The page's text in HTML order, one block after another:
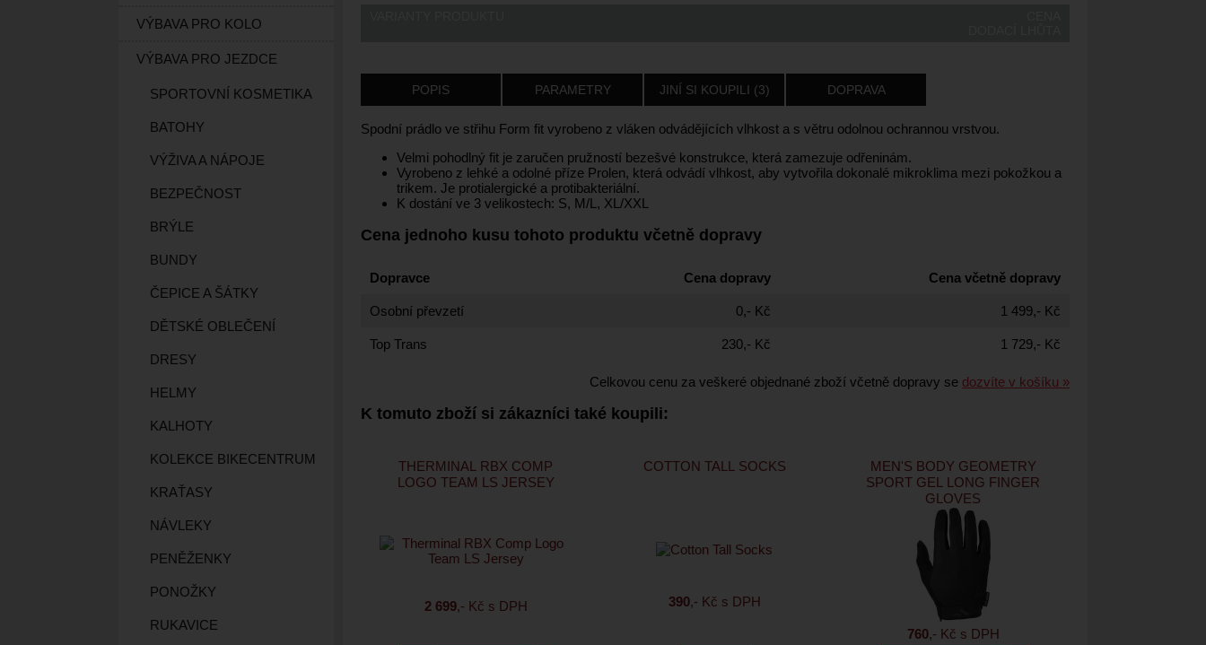
VÝBAVA PRO KOLO
VÝBAVA PRO JEZDCE
SPORTOVNÍ KOSMETIKA
BATOHY
VÝŽIVA A NÁPOJE
BEZPEČNOST
BRÝLE
BUNDY
ČEPICE A ŠÁTKY
DĚTSKÉ OBLEČENÍ
DRESY
HELMY
KALHOTY
KOLEKCE BIKECENTRUM
KRAŤASY
NÁVLEKY
PENĚŽENKY
PONOŽKY
RUKAVICE
POPIS PARAMETRY JINÍ SI KOUPILI (3) DOPRAVA
Spodní prádlo ve střihu Form fit vyrobeno z vláken odvádějících vlhkost a s větru odolnou ochrannou vrstvou.
Velmi pohodlný fit je zaručen pružností bezešvé konstrukce, která zamezuje odřeninám.
Vyrobeno z lehké a odolné příze Prolen, která odvádí vlhkost, aby vytvořila dokonalé mikroklima mezi pokožkou a
trikem. Je protialergické a protibakteriální.
K dostání ve 3 velikostech: S, M/L, XL/XXL
Cena jednoho kusu tohoto produktu včetně dopravy
Dopravce Cena dopravy Cena včetně dopravy
Osobní převzetí 0,- Kč 1 499,- Kč
Top Trans 230,- Kč 1 729,- Kč
Celkovou cenu za veškeré objednané zboží včetně dopravy se dozvíte v košíku »
K tomuto zboží si zákazníci také koupili:
THERMINAL RBX COMP
LOGO TEAM LS JERSEY
2 699,- Kč s DPH
COTTON TALL SOCKS
390,- Kč s DPH
MEN'S BODY GEOMETRY
SPORT GEL LONG FINGER
GLOVES
760,- Kč s DPH